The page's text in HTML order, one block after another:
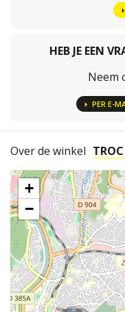
HEB JE EEN
Neem
PER E-
Over de winkel
+
−